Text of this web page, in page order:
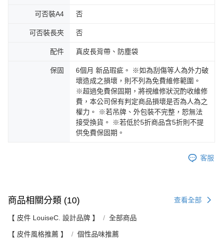
可否裝A4 否
可否裝長夾 否
配件 真皮長背帶、防塵袋
保固
6個月 新品瑕疵。 ※如為刮傷等人為外力破
壞造成之損壞，則不列為免費維修範圍。
※超過免費保固期，將視維修狀況酌收維修
費，本公司保有判定商品損壞是否為人為之
權力。 ※若吊牌、外包裝不完整，恕無法
接受換貨。 ※若低於5折商品含5折則不提
供免費保固期。
客服
商品相關分類 (10) 查看全部
【 皮件 LouiseC. 設計品牌 】 全部商品
【 皮件風格推薦 】 個性品味推薦